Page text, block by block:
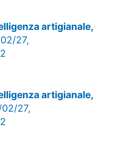
artigianale,
27,
artigianale,
02/27,